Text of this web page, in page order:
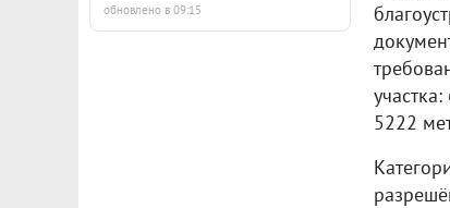
обновлено в 09:15
5222